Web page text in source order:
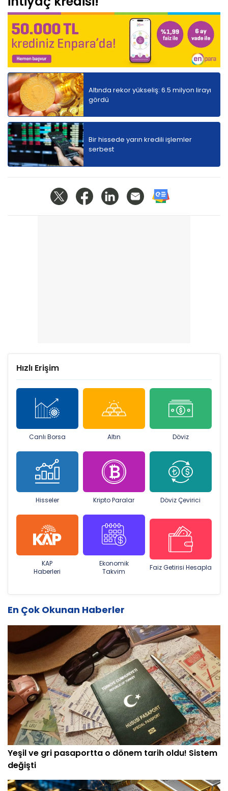
Altında rekor yükseliş: 6.5 milyon lirayı
gördü
Bir hissede yarın kredili işlemler
serbest
Hızlı Erişim
Canlı Borsa Altın Döviz
Hisseler Kripto Paralar Döviz Çevirici
KAP
Haberleri
Ekonomik
Takvim
Faiz Getirisi Hesapla
En Çok Okunan Haberler
Yeşil ve gri pasaportta o dönem tarih oldu! Sistem
değişti